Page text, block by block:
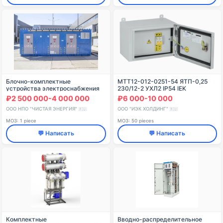
Блочно-комплектные
устройства электроснабжения
типа БКЭС-ЧЭ мощностью не
более 375 кВА, исполнения 200
₽2 500 000-4 000 000
ООО НПО "ЧИСТАЯ ЭНЕРГИЯ" 🇷🇺
МОЗ: 1 piece
💬 Написать
MTT12-012-0251-54 ЯТП-0,25
230/12-2 УХЛ2 IP54 IEK
₽6 000-10 000
ООО "ИЭК ХОЛДИНГ" 🇷🇺
МОЗ: 50 pieces
💬 Написать
Комплектные
Вводно-распределительное